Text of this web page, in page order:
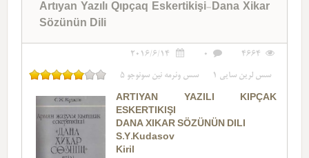
Artıyan Yazılı Qıpçaq Eskertikişi-Dana Xikar
Sözünün Dili
4664
0
2016/6/14
سس لرین سایی 1 سس وئرمه نین سونوجو 5
ARTIYAN YAZILI KIPÇAK
ESKERTIKIŞI
DANA XIKAR SÖZÜNÜN DILI
S.Y.Kudasov
Kiril